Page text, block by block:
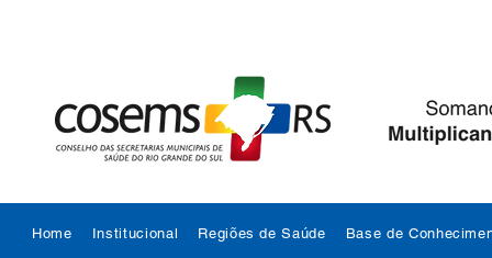
Home Institucional Regiões de Saúde Base de